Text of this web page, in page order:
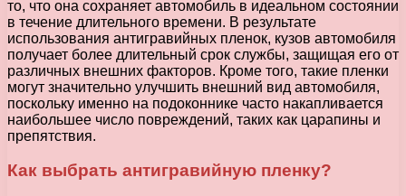
то, что она сохраняет автомобиль в идеальном состоянии
в течение длительного времени. В результате
использования антигравийных пленок, кузов автомобиля
получает более длительный срок службы, защищая его от
различных внешних факторов. Кроме того, такие пленки
могут значительно улучшить внешний вид автомобиля,
поскольку именно на подоконнике часто накапливается
наибольшее число повреждений, таких как царапины и
препятствия.
Как выбрать антигравийную пленку?